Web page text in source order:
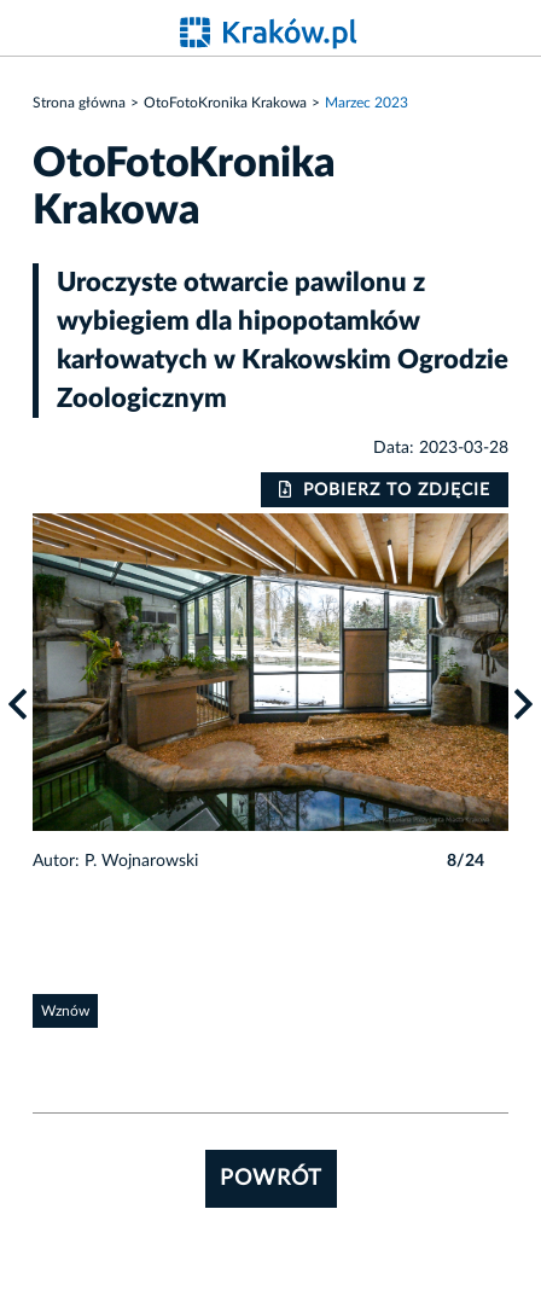
Strona główna OtoFotoKronika Krakowa Marzec 2023
OtoFotoKronika
Krakowa
Uroczyste otwarcie pawilonu z
wybiegiem dla hipopotamków
karłowatych w Krakowskim Ogrodzie
Zoologicznym
Data: 2023-03-28
POBIERZ TO ZDJĘCIE
Autor: P. Wojnarowski 8/24
Wznów
POWRÓT